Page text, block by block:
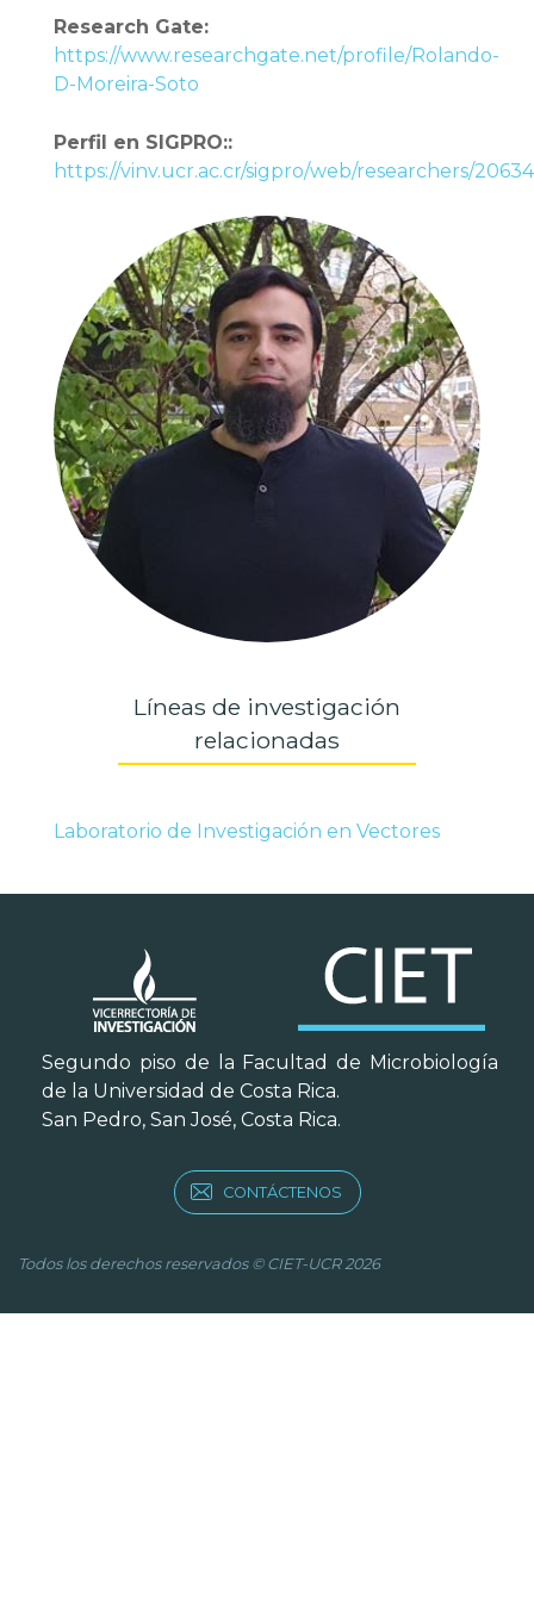
Research Gate:
https://www.researchgate.net/profile/Rolando-
D-Moreira-Soto
Perfil en SIGPRO::
https://vinv.ucr.ac.cr/sigpro/web/researchers/
Líneas de investigación
relacionadas
Laboratorio de Investigación en Vectores
Segundo piso de la Facultad de Microbiología
de la Universidad de Costa Rica.
San Pedro, San José, Costa Rica.
CONTÁCTENOS
Todos los derechos reservados © CIET-UCR 2026